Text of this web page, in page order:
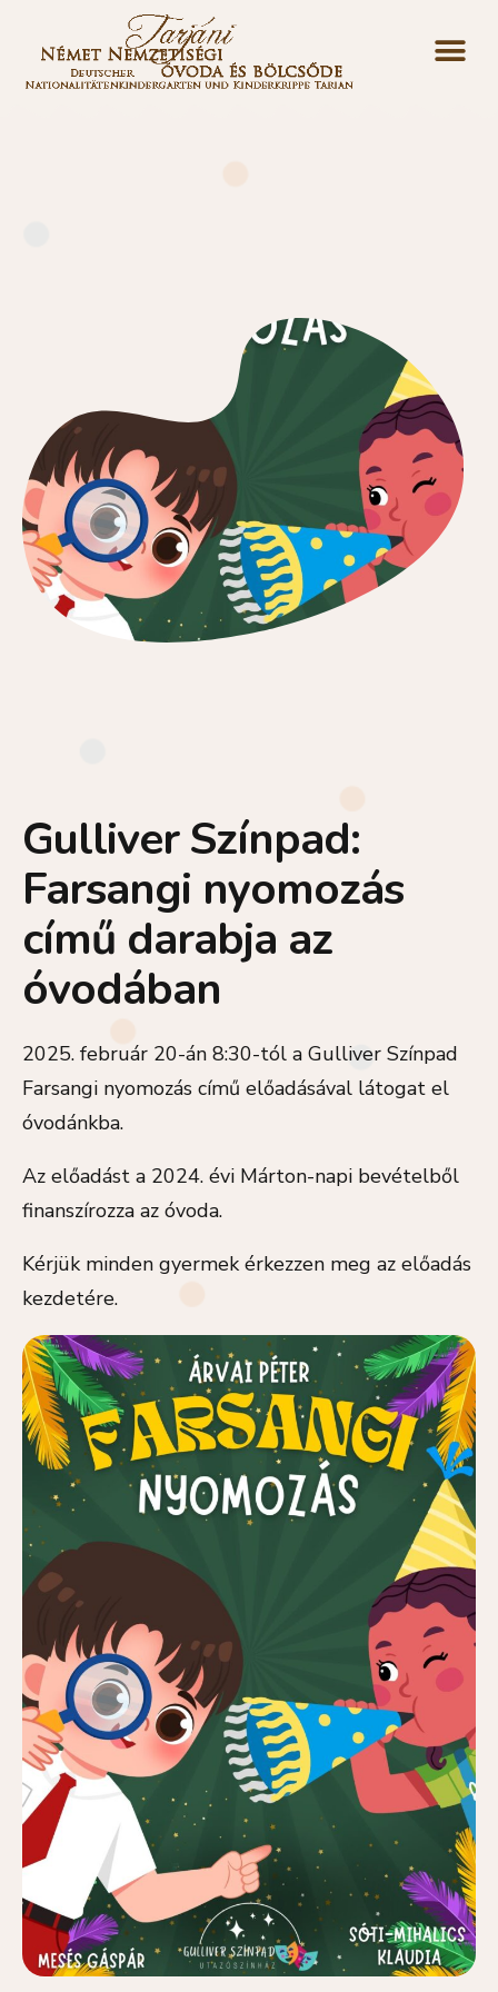
Gulliver Színpad:
Farsangi nyomozás
című darabja az
óvodában
2025. február 20-án 8:30-tól a Gulliver Színpad
Farsangi nyomozás című előadásával látogat el
óvodánkba.
Az előadást a 2024. évi Márton-napi bevételből
finanszírozza az óvoda.
Kérjük minden gyermek érkezzen meg az előadás
kezdetére.